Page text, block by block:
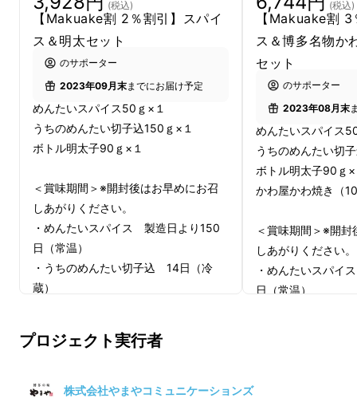
(税込)
【Makuake割 2％割引】スパイ
ス＆明太セット
のサポーター
2023年09月末までにお届け予定
めんたいスパイス50ｇ×１
うちのめんたい切子込150ｇ×１
ボトル明太子90ｇ×１
＜賞味期間＞※開封後はお早めにお召
しあがりください。
・めんたいスパイス 製造日より150
日（常温）
・うちのめんたい切子込 14日（冷
蔵）
・定価より2%OFF
(税込)
【Makuake割
ス＆博多名物か
セット
のサポーター
2023年08月末
めんたいスパイス
うちのめんたい切
ボトル明太子90ｇ
かわ屋かわ焼き（
＜賞味期間＞※開
しあがりください。
・めんたいスパイ
日（常温）
プロジェクト実行者
株式会社やまやコミュニケーションズ